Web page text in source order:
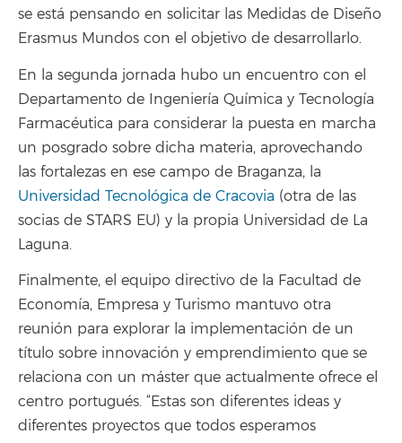
se está pensando en solicitar las Medidas de Diseño
Erasmus Mundos con el objetivo de desarrollarlo.
En la segunda jornada hubo un encuentro con el
Departamento de Ingeniería Química y Tecnología
Farmacéutica para considerar la puesta en marcha
un posgrado sobre dicha materia, aprovechando
las fortalezas en ese campo de Braganza, la
Universidad Tecnológica de Cracovia (otra de las
socias de STARS EU) y la propia Universidad de La
Laguna.
Finalmente, el equipo directivo de la Facultad de
Economía, Empresa y Turismo mantuvo otra
reunión para explorar la implementación de un
título sobre innovación y emprendimiento que se
relaciona con un máster que actualmente ofrece el
centro portugués. “Estas son diferentes ideas y
diferentes proyectos que todos esperamos